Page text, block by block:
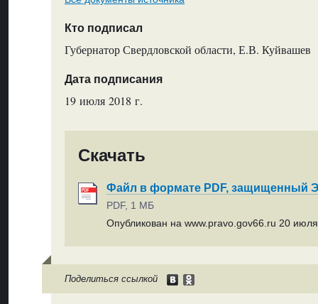
Кто подписал
Губернатор Свердловской области, Е.В. Куйвашев
Дата подписания
19 июля 2018 г.
Скачать
Файл в формате PDF, защищенный
PDF, 1 МБ
Опубликован на www.pravo.gov66.ru 20 июля
Поделиться ссылкой